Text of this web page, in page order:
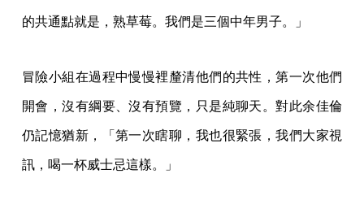
的共通點就是，熟草莓。我們是三個中年男子。」
冒險小組在過程中慢慢裡釐清他們的共性，第一次他們
開會，沒有綱要、沒有預覽，只是純聊天。對此余佳倫
仍記憶猶新，「第一次瞎聊，我也很緊張，我們大家視
訊，喝一杯威士忌這樣。」